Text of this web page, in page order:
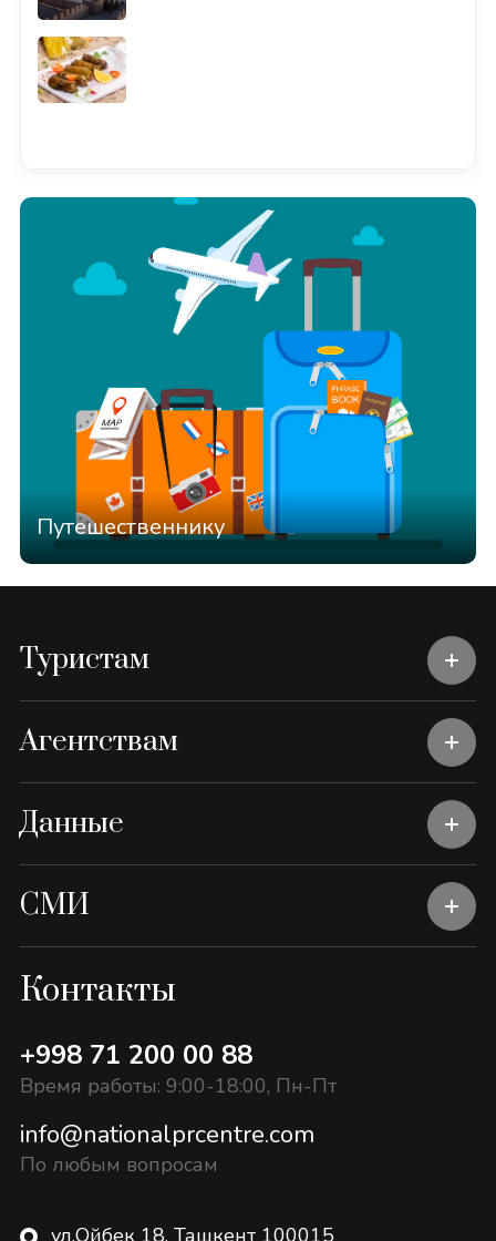
Путешественнику
Туристам
Агентствам
Данные
СМИ
Контакты
+998 71 200 00 88
Время работы: 9:00-18:00, Пн-Пт
info@nationalprcentre.com
По любым вопросам
ул.Ойбек 18, Ташкент 100015